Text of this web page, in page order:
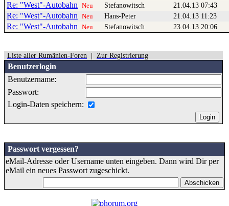
Re: "West"-Autobahn Neu Stefanowitsch 21.04.13 07:43
Re: "West"-Autobahn Neu Hans-Peter 21.04.13 11:23
Re: "West"-Autobahn Neu Stefanowitsch 23.04.13 20:06
Liste aller Rumänien-Foren Zur Registrierung
Benutzerlogin
Benutzername:
Passwort:
Login-Daten speichern:
Passwort vergessen?
eMail-Adresse oder Username unten eingeben. Dann wird Dir per
eMail ein neues Passwort zugeschickt.